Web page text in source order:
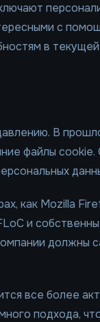
с
в
В
файлы cookie.
как Mozilla
и
должны
все более
подхода,